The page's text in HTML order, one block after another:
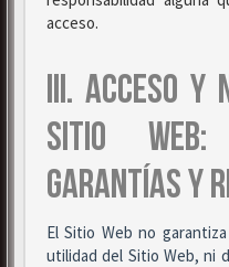
acceso.
III. ACCESO Y
SITIO WEB:
GARANTÍAS Y
El Sitio Web no
utilidad del Sitio Web, ni